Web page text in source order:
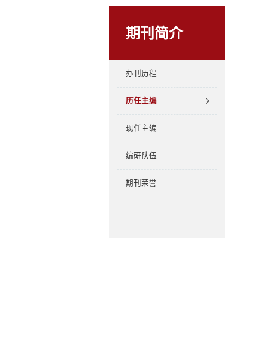
期刊简介
办刊历程
历任主编
现任主编
编研队伍
期刊荣誉